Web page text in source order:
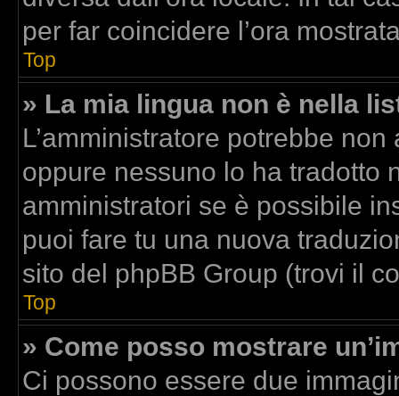
per far coincidere l’ora
Top
» La mia lingua non è nella
L’amministratore potrebbe
oppure nessuno lo ha tradotto
amministratori se è possibile
puoi fare tu una nuova
sito del phpBB Group (trovi il
Top
» Come posso mostrare
Ci possono essere due